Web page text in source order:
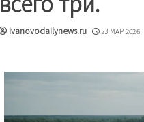
ivanovodailynews.ru 23 МАР 2026